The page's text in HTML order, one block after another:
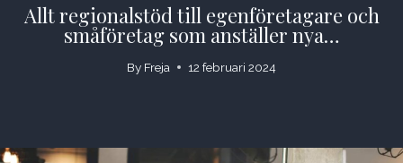
Allt regionalstöd till egenföretagare och
småföretag som anställer nya…
By Freja 12 februari 2024